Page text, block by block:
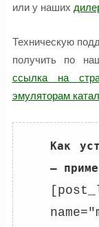
или у наших
Техническую
получить по
ссылка на
эмуляторам
Как